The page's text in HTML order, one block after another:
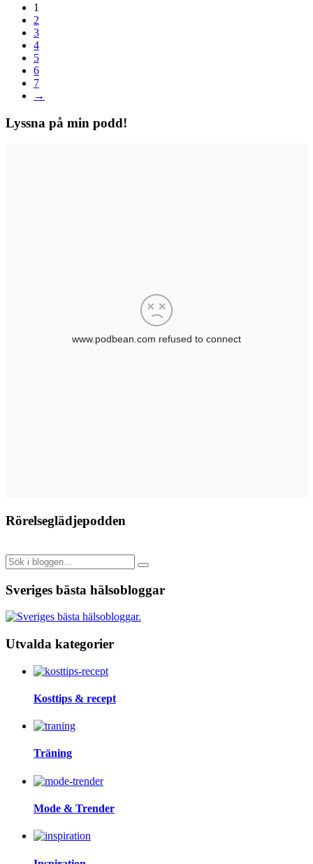
1
2
3
4
5
6
7
→
Lyssna på min podd!
Rörelseglädjepodden
Sveriges bästa hälsobloggar
Utvalda kategorier
Kosttips & recept
Träning
Mode & Trender